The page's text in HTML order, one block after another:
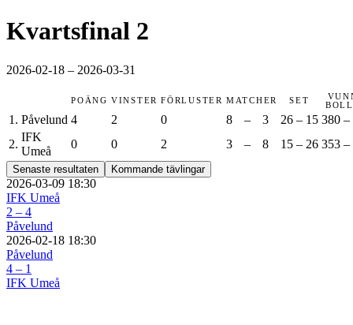
Kvartsfinal 2
2026-02-18 – 2026-03-31
POÄNG VINSTER FÖRLUSTER MATCHER SET
1. Påvelund 4 2 0 8 – 3 26 – 15 380 –
2.
IFK
Umeå
0 0 2 3 – 8 15 – 26 353 –
Senaste resultaten Kommande tävlingar
2026-03-09 18:30
IFK Umeå
2 – 4
Påvelund
2026-02-18 18:30
Påvelund
4 – 1
IFK Umeå